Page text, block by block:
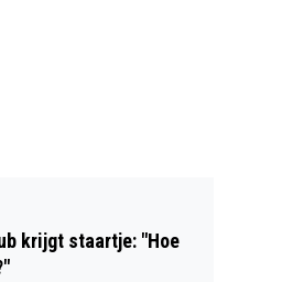
krijgt staartje: "Hoe